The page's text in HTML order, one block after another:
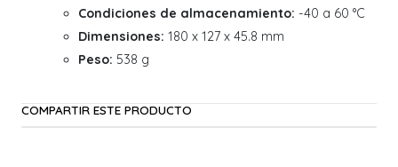
Condiciones de almacenamiento: -40 a 60 °C
Dimensiones: 180 x 127 x 45.8 mm
Peso: 538 g
COMPARTIR ESTE PRODUCTO